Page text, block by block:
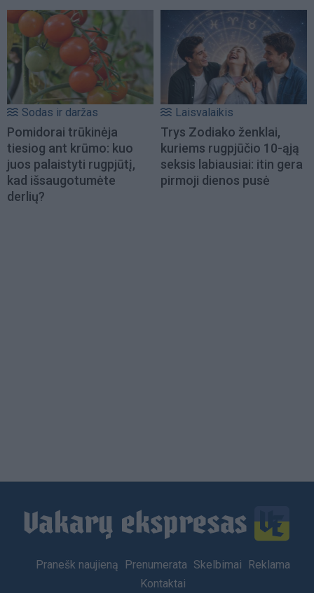
Sodas ir daržas
Pomidorai trūkinėja
tiesiog ant krūmo: kuo
juos palaistyti rugpjūtį,
kad išsaugotumėte
derlių?
Laisvalaikis
Trys Zodiako ženklai,
kuriems rugpjūčio 10-ąją
seksis labiausiai: itin gera
pirmoji dienos pusė
Footer
Pranešk naujieną Prenumerata Skelbimai
Reklama
Kontaktai